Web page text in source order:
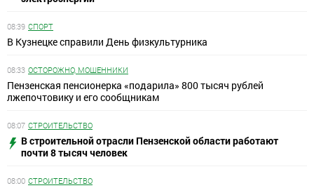
08:39 СПОРТ
В Кузнецке справили День физкультурника
08:33 ОСТОРОЖНО, МОШЕННИКИ
Пензенская пенсионерка «подарила» 800 тысяч рублей
лжепочтовику и его сообщникам
08:07 СТРОИТЕЛЬСТВО
В строительной отрасли Пензенской области работают
почти 8 тысяч человек
08:00 СТРОИТЕЛЬСТВО